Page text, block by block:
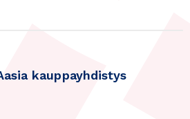
kauppayhdistys